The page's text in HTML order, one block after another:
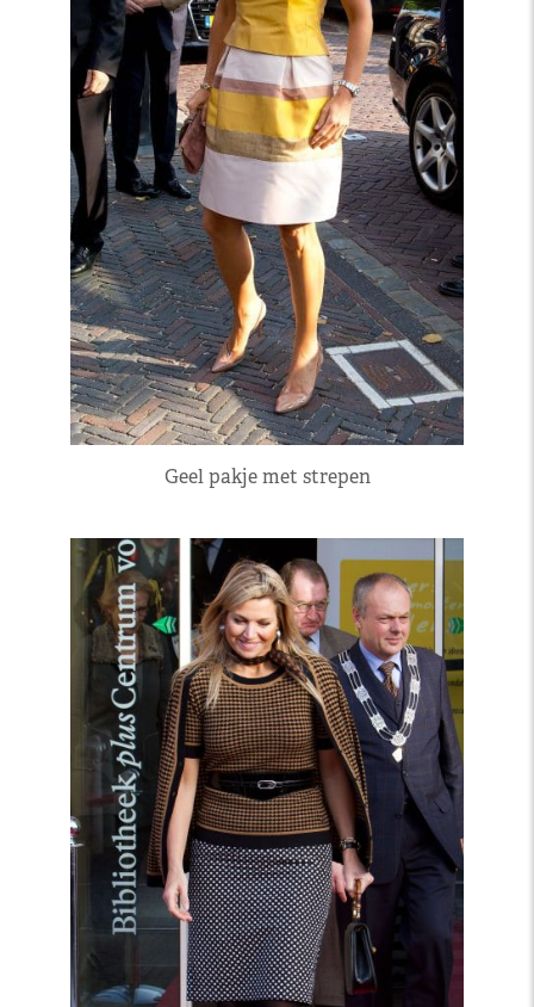
Geel pakje met strepen